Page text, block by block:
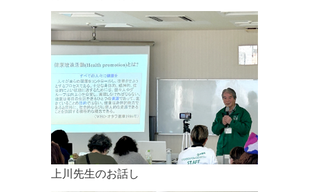
上川先生のお話し